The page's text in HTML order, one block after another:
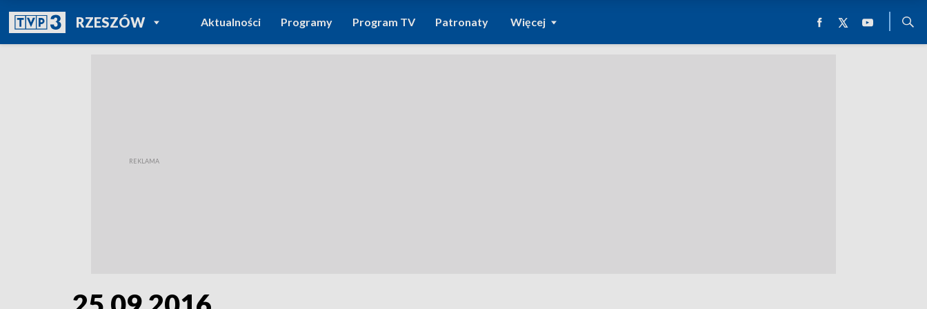
RZESZÓWPOWRÓT DO
TVP REGIONY
Aktualności Programy Program TV Patronaty Więcej